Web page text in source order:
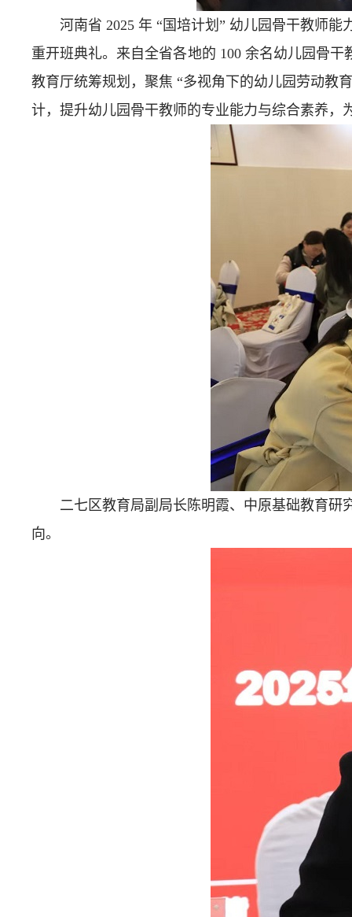
河南省 2025 年 “国培计划” 幼儿园骨干教师
重开班典礼。来自全省各地的 100 余名幼儿园骨
教育厅统筹规划，聚焦 “多视角下的幼儿园劳动教
计，提升幼儿园骨干教师的专业能力与综合素养，
二七区教育局副局长陈明霞、中原基础教育
向。